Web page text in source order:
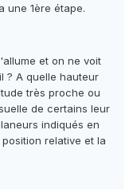
une 1ère étape.
et on ne voit
? A quelle hauteur
très proche ou
de certains leur
indiqués en
relative et la